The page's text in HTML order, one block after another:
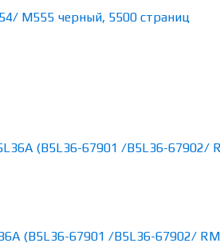
(B5L36-67901 /B5L36-67902/